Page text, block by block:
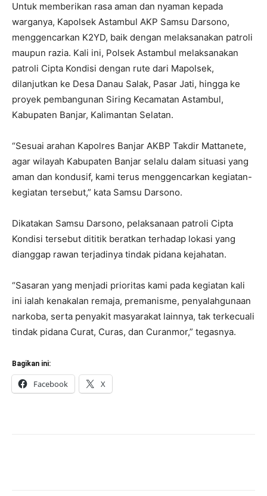
Untuk memberikan rasa aman dan nyaman kepada
warganya, Kapolsek Astambul AKP Samsu Darsono,
menggencarkan K2YD, baik dengan melaksanakan patroli
maupun razia. Kali ini, Polsek Astambul melaksanakan
patroli Cipta Kondisi dengan rute dari Mapolsek,
dilanjutkan ke Desa Danau Salak, Pasar Jati, hingga ke
proyek pembangunan Siring Kecamatan Astambul,
Kabupaten Banjar, Kalimantan Selatan.
“Sesuai arahan Kapolres Banjar AKBP Takdir Mattanete,
agar wilayah Kabupaten Banjar selalu dalam situasi yang
aman dan kondusif, kami terus menggencarkan kegiatan-
kegiatan tersebut,” kata Samsu Darsono.
Dikatakan Samsu Darsono, pelaksanaan patroli Cipta
Kondisi tersebut dititik beratkan terhadap lokasi yang
dianggap rawan terjadinya tindak pidana kejahatan.
“Sasaran yang menjadi prioritas kami pada kegiatan kali
ini ialah kenakalan remaja, premanisme, penyalahgunaan
narkoba, serta penyakit masyarakat lainnya, tak terkecuali
tindak pidana Curat, Curas, dan Curanmor,” tegasnya.
Bagikan ini:
Facebook X